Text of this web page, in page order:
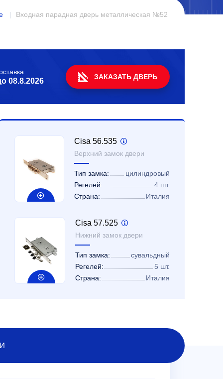
Входная парадная дверь металлическая №52
08.8.2026 ЗАКАЗАТЬ ДВЕРЬ
Cisa 56.535
Верхний замок двери
Тип замка:
цилиндровый
Регелей:
4 шт.
Страна:
Италия
Cisa 57.525
Нижний замок двери
Тип замка:
сувальдный
Регелей:
5 шт.
Страна:
Италия